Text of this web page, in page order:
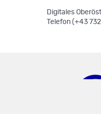
Digitales
Telefon (+43